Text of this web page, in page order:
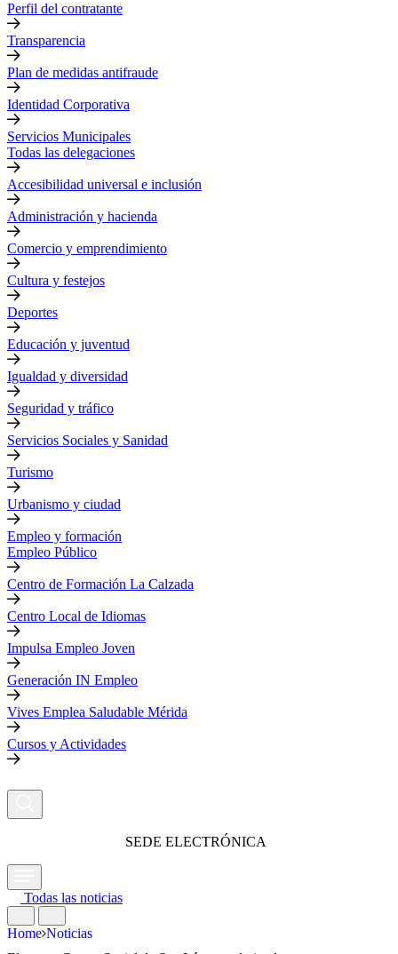
Perfil del contratante
Transparencia
Plan de medidas antifraude
Identidad Corporativa
Servicios Municipales
Todas las delegaciones
Accesibilidad universal e inclusión
Administración y hacienda
Comercio y emprendimiento
Cultura y festejos
Deportes
Educación y juventud
Igualdad y diversidad
Seguridad y tráfico
Servicios Sociales y Sanidad
Turismo
Urbanismo y ciudad
Empleo y formación
Empleo Público
Centro de Formación La Calzada
Centro Local de Idiomas
Impulsa Empleo Joven
Generación IN Empleo
Vives Emplea Saludable Mérida
Cursos y Actividades
SEDE ELECTRÓNICA
Todas las noticias
Home Noticias